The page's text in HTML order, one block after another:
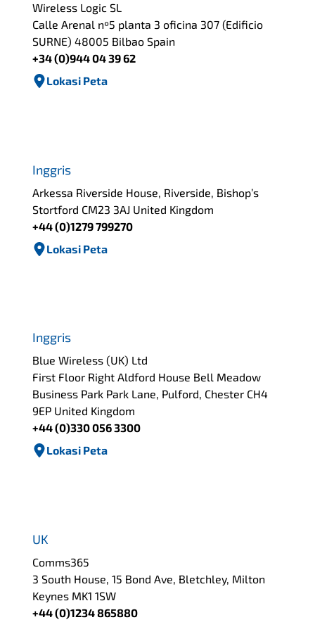
Wireless Logic SL
Calle Arenal nº5 planta 3 oficina 307 (Edificio
SURNE) 48005 Bilbao Spain
+34 (0)944 04 39 62
Lokasi Peta
Inggris
Arkessa Riverside House, Riverside, Bishop’s
Stortford CM23 3AJ United Kingdom
+44 (0)1279 799270
Lokasi Peta
Inggris
Blue Wireless (UK) Ltd
First Floor Right Aldford House Bell Meadow
Business Park Park Lane, Pulford, Chester CH4
9EP United Kingdom
+44 (0)330 056 3300
Lokasi Peta
UK
Comms365
3 South House, 15 Bond Ave, Bletchley, Milton
Keynes MK1 1SW
+44 (0)1234 865880